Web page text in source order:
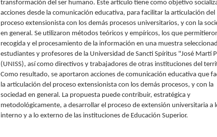
transformación del ser humano. Este artículo tiene como objetivo
acciones desde la comunicación educativa, para facilitar la articulación del
proceso extensionista con los demás procesos universitarios, y con la
en general. Se utilizaron métodos teóricos y empíricos, los que
recogida y el procesamiento de la información en una muestra
estudiantes y profesores de la Universidad de Sancti Spíritus "José Martí
(UNISS), así como directivos y trabajadores de otras instituciones del
Como resultado, se aportaron acciones de comunicación educativa que
la articulación del proceso extensionista con los demás procesos, y con la
sociedad en general. La propuesta puede contribuir, estratégica y
metodológicamente, a desarrollar el proceso de extensión universitaria a
interno y a lo externo de las instituciones de Educación Superior.